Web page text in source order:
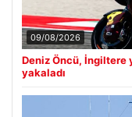
09/08/2026
Deniz Öncü, İngiltere
yakaladı